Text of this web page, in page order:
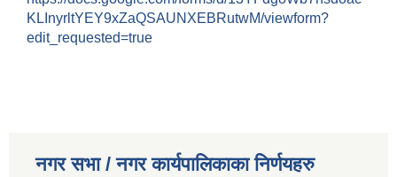
KLInyrltYEY9xZaQSAUNXEBRutwM/viewform?
edit_requested=true
नगर सभा / नगर कार्यपालिकाका निर्णयहरु